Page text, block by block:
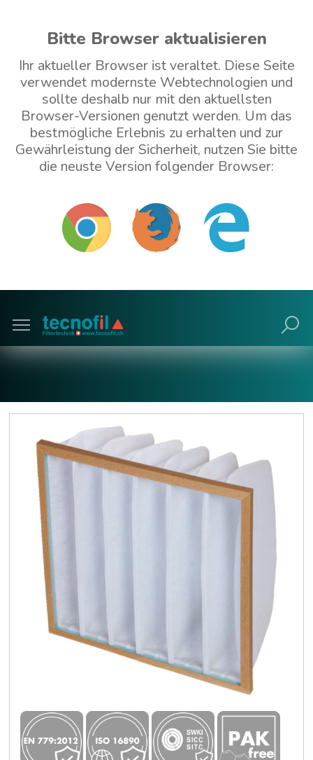
Bitte Browser aktualisieren
Ihr aktueller Browser ist veraltet. Diese Seite
verwendet modernste Webtechnologien und
sollte deshalb nur mit den aktuellsten
Browser-Versionen genutzt werden. Um das
bestmögliche Erlebnis zu erhalten und zur
Gewährleistung der Sicherheit, nutzen Sie bitte
die neuste Version folgender Browser:
Mit veraltetem Browser weitermachen (nicht